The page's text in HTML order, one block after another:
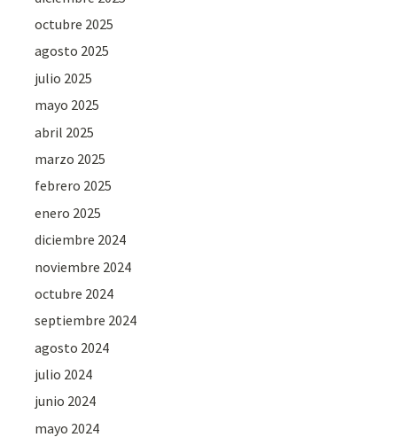
octubre 2025
agosto 2025
julio 2025
mayo 2025
abril 2025
marzo 2025
febrero 2025
enero 2025
diciembre 2024
noviembre 2024
octubre 2024
septiembre 2024
agosto 2024
julio 2024
junio 2024
mayo 2024